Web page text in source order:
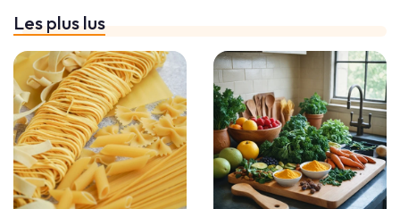
Les plus lus